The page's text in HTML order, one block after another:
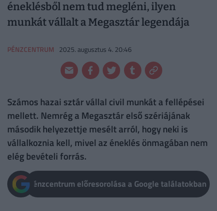
éneklésből nem tud megléni, ilyen
munkát vállalt a Megasztár legendája
PÉNZCENTRUM 2025. augusztus 4. 20:46
Számos hazai sztár vállal civil munkát a fellépései
mellett. Nemrég a Megasztár első szériájának
második helyezettje mesélt arról, hogy neki is
vállalkoznia kell, mivel az éneklés önmagában nem
elég bevételi forrás.
Pénzcentrum előresorolása a Google találatokban